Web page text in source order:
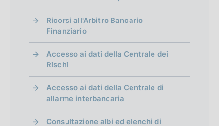
Ricorsi all'Arbitro Bancario
Finanziario
Accesso ai dati della Centrale dei
Rischi
Accesso ai dati della Centrale di
allarme interbancaria
Consultazione albi ed elenchi di